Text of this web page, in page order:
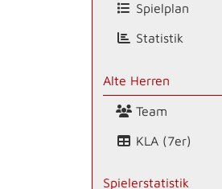
Spielplan
Statistik
Alte Herren
Team
KLA (7er)
Spielerstatistik